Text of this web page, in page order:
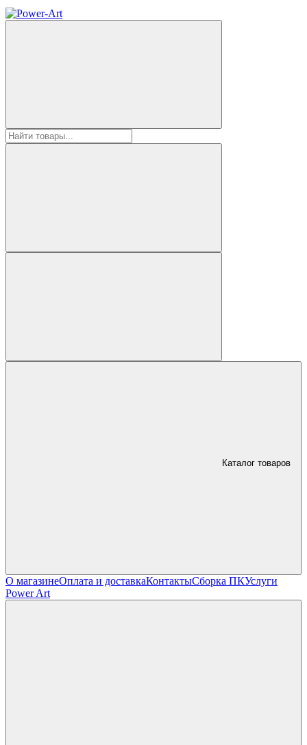
Каталог товаров
О магазинеОплата и доставкаКонтактыСборка ПКУслуги
Power Art